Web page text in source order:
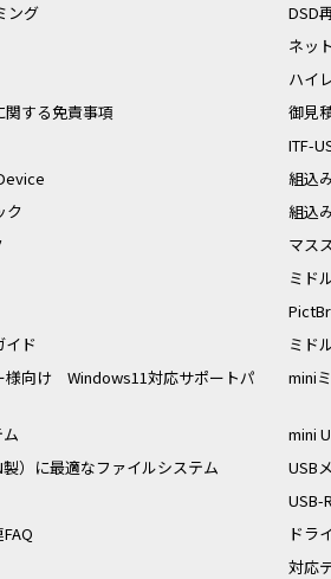
ング
DSD
ネッ
ハイ
関する免責事項
御見
ITF-
組込
ク
組込
マス
ミド
イド
ミド
様向け Windows11対応サポートパ
mini
mini
製）に最適なファイルシステム
USB
USB-
ドラ
対応